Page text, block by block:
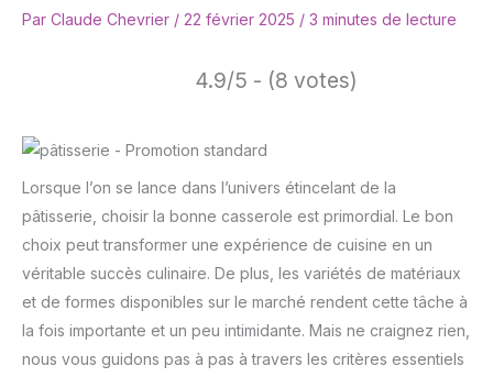
Par Claude Chevrier / 22 février 2025 / 3 minutes de lecture
4.9/5 - (8 votes)
Lorsque l’on se lance dans l’univers étincelant de la
pâtisserie, choisir la bonne casserole est primordial. Le bon
choix peut transformer une expérience de cuisine en un
véritable succès culinaire. De plus, les variétés de matériaux
et de formes disponibles sur le marché rendent cette tâche à
la fois importante et un peu intimidante. Mais ne craignez rien,
nous vous guidons pas à pas à travers les critères essentiels